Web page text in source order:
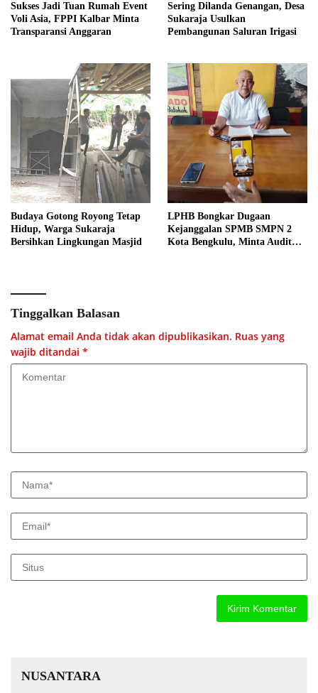
Sukses Jadi Tuan Rumah Event
Voli Asia, FPPI Kalbar Minta
Transparansi Anggaran
Sering Dilanda Genangan, Desa
Sukaraja Usulkan
Pembangunan Saluran Irigasi
Budaya Gotong Royong Tetap
Hidup, Warga Sukaraja
Bersihkan Lingkungan Masjid
LPHB Bongkar Dugaan
Kejanggalan SPMB SMPN 2
Kota Bengkulu, Minta Audit
Tinggalkan Balasan
Alamat email Anda tidak akan dipublikasikan. Ruas yang
wajib ditandai *
NUSANTARA